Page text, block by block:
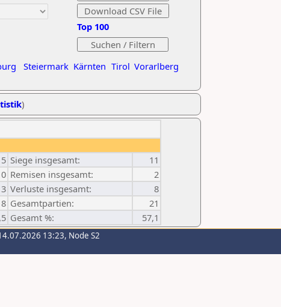
Steiermark Kärnten Tirol Vorarlberg
Top 100
)
5 Siege insgesamt:
11
0 Remisen insgesamt:
2
3 Verluste insgesamt:
8
8 Gesamtpartien:
21
Gesamt %: 57,1
13:23, Node S2